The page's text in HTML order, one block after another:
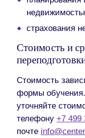
страхования
Стоимость и
Стоимость
формы
уточняйте
телефону +7 499
почте